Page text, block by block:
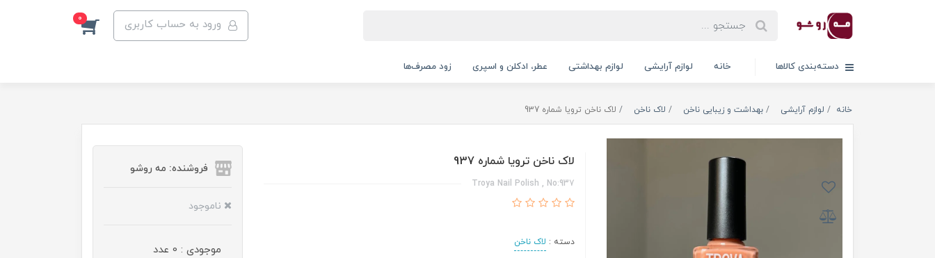
ورود به حساب کاربری 0
دسته‌بندی کالاها خانه لوازم آرایشی لوازم بهداشتی عطر، ادکلن و اسپری زود مصرف‌ها
خانه لوازم آرایشی بهداشت و زیبایی ناخن لاک ناخن لاک ناخن ترویا شماره 937
لاک ناخن ترویا شماره 937
Troya Nail Polish , No:937
دسته : لاک ناخن
فروشنده: مه رو‌شو
ناموجود
موجودی : 0 عدد